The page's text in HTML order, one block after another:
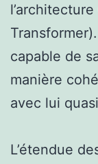
capable de
manière
avec lui
L’étendue